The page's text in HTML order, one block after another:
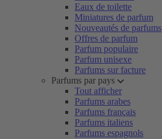
Eaux de toilette
Miniatures de parfum
Nouveautés de parfums
Offres de parfum
Parfum populaire
Parfum unisexe
Parfums sur facture
Parfums par pays
Tout afficher
Parfums arabes
Parfums français
Parfums italiens
Parfums espagnols